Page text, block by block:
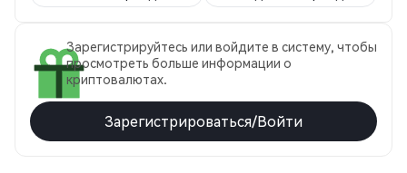
Зарегистрируйтесь или войдите в систему, чтобы
просмотреть больше информации о
криптовалютах.
Зарегистрироваться/Войти